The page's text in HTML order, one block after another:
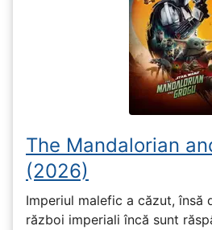
The Mandalorian
(2026)
Imperiul malefic a căzut, însă
război imperiali încă sunt